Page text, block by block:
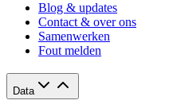
Blog & updates
Contact & over ons
Samenwerken
Fout melden
Data